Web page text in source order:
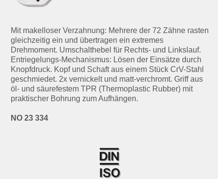
Mit makelloser Verzahnung: Mehrere der 72 Zähne rasten
gleichzeitig ein und übertragen ein extremes
Drehmoment. Umschalthebel für Rechts- und Linkslauf.
Entriegelungs-Mechanismus: Lösen der Einsätze durch
Knopfdruck. Kopf und Schaft aus einem Stück CrV-Stahl
geschmiedet. 2x vernickelt und matt-verchromt. Griff aus
öl- und säurefestem TPR (Thermoplastic Rubber) mit
praktischer Bohrung zum Aufhängen.
NO 23 334